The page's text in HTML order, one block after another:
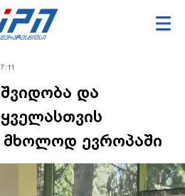
და
მხოლოდ ევროპაში